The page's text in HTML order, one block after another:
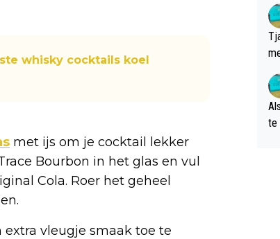
whisky cocktails koel
met ijs om je cocktail lekker
Bourbon in het glas en vul
Cola. Roer het geheel
vleugje smaak toe te
te